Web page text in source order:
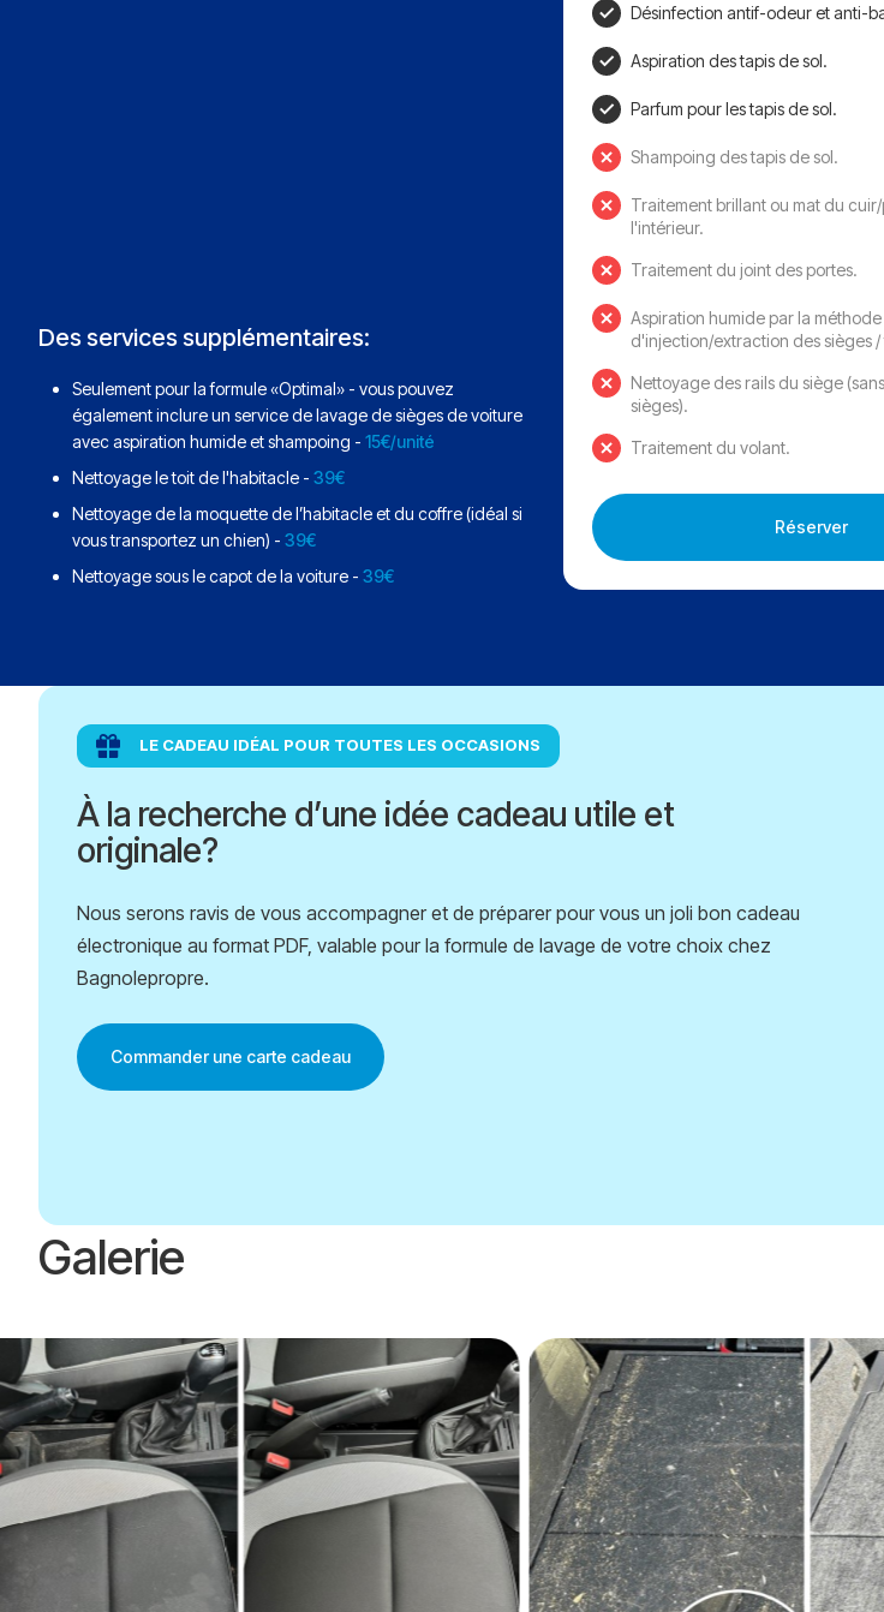
Désinfection antif-odeur et anti-
Aspiration des tapis de sol.
Parfum pour les tapis de sol.
Shampoing des tapis de sol.
Traitement brillant ou mat du
l'intérieur.
Traitement du joint des portes.
Aspiration humide par la méthode
d'injection/extraction des sièges
Nettoyage des rails du siège
sièges).
Traitement du volant.
Réserver
Des services supplémentaires:
Seulement pour la formule «Optimal» - vous pouvez
également inclure un service de lavage de sièges de voiture
avec aspiration humide et shampoing - 15€/unité
Nettoyage le toit de l'habitacle - 39€
Nettoyage de la moquette de l’habitacle et du coffre (idéal si
vous transportez un chien) - 39€
Nettoyage sous le capot de la voiture - 39€
LE CADEAU IDÉAL POUR TOUTES LES OCCASIONS
À la recherche d’une idée cadeau utile et
originale?
Nous serons ravis de vous accompagner et de préparer pour vous un joli bon cadeau
électronique au format PDF, valable pour la formule de lavage de votre choix chez
Bagnolepropre.
Commander une carte cadeau
Galerie